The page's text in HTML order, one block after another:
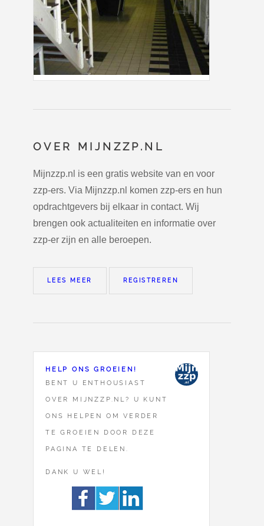
OVER MIJNZZP.NL
Mijnzzp.nl is een gratis website van en voor
zzp-ers. Via Mijnzzp.nl komen zzp-ers en hun
opdrachtgevers bij elkaar in contact. Wij
brengen ook actualiteiten en informatie over
zzp-er zijn en alle beroepen.
LEES MEER REGISTREREN
HELP ONS GROEIEN!
BENT U ENTHOUSIAST
OVER MIJNZZP.NL? U KUNT
ONS HELPEN OM VERDER
TE GROEIEN DOOR DEZE
PAGINA TE DELEN.
DANK U WEL!